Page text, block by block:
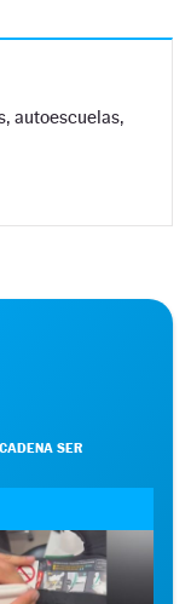
autoescuelas,
CADENA SER